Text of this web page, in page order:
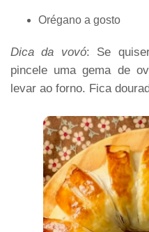
Orégano a gosto
Dica da vovó: Se
pincele uma gema de
levar ao forno. Fica